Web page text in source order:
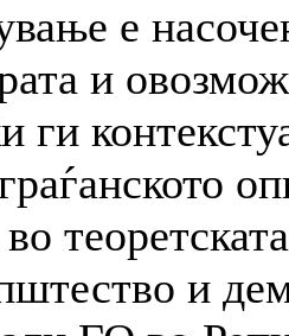
е
и
ги
и